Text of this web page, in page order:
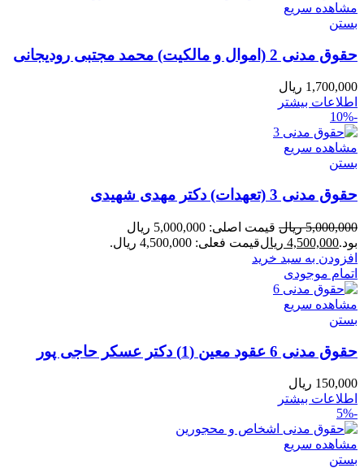
مشاهده سریع
بستن
حقوق مدنی 2 (اموال و مالکیت) محمد مجتبی رودیجانی
1,700,000 ریال
اطلاعات بیشتر
-10%
مشاهده سریع
بستن
حقوق مدنی 3 (تعهدات) دکتر مهدی شهیدی
5,000,000 ریال
قیمت اصلی: 5,000,000 ریال
بود.4,500,000 ریالقیمت فعلی: 4,500,000 ریال.
افزودن به سبد خرید
اتمام موجودی
مشاهده سریع
بستن
حقوق مدنی 6 عقود معین (1) دکتر عسکر حاجی پور
150,000 ریال
اطلاعات بیشتر
-5%
مشاهده سریع
بستن